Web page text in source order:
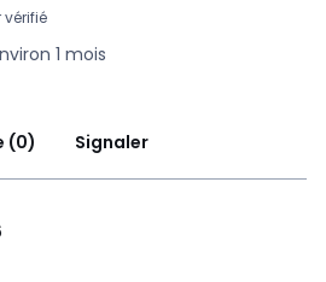
vérifié
1 mois
(0) Signaler